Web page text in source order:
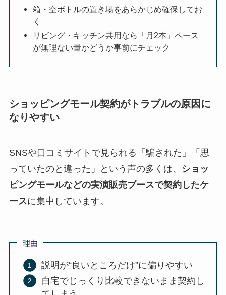
箱・空ボトルの置き場をあらかじめ確保してお
く
リビング・キッチン共用なら「月2本」ペース
が無理ない量かどうか事前にチェック
ショッピングモール契約がトラブルの原因に
なりやすい
SNSや口コミサイトで見られる「騙された」「思
っていたのと違った」という声の多くは、
ショッ
ピングモールなどの実演販売ブースで契約したケ
ースに集中しています。
理由
説明が“良いところだけ”に偏りやすい
自宅でじっくり比較できないまま契約し